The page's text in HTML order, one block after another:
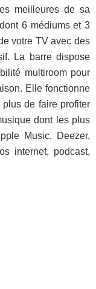
meilleures de sa
6 médiums et 3
votre TV avec des
La barre dispose
multiroom pour
Elle fonctionne
de faire profiter
dont les plus
Music, Deezer,
internet, podcast,